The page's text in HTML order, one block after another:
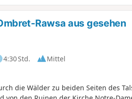
Rawsa aus gesehen
4:30 Std.
Mittel
die Wälder zu beiden Seiten des